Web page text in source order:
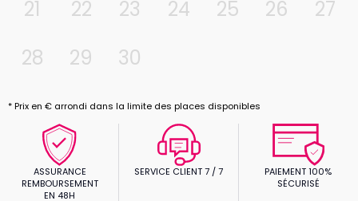
21 22 23 24 25 26
27
28
29 30
* Prix en € arrondi dans la limite des places disponibles
ASSURANCE
REMBOURSEMENT
EN 48H
SERVICE CLIENT 7 / 7
PAIEMENT 100%
SÉCURISÉ